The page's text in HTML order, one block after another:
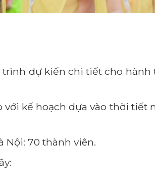
dự kiến chi tiết cho
kế hoạch dựa vào thời tiết
Nội: 70 thành viên.